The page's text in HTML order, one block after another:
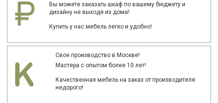
Вы можете заказать шкаф по вашему бюджету и
дизайну не выходя из дома!
Купить у нас мебель легко и удобно!
Свое производство в Москве!
Мастера с опытом более 10 лет!
Качественная мебель на заказ от производителя
недорого!